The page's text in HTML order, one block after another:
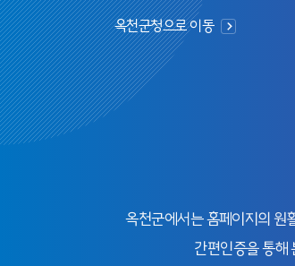
옥천군청으로 이동
옥천군에서는 홈페이지의 원
간편인증을 통해